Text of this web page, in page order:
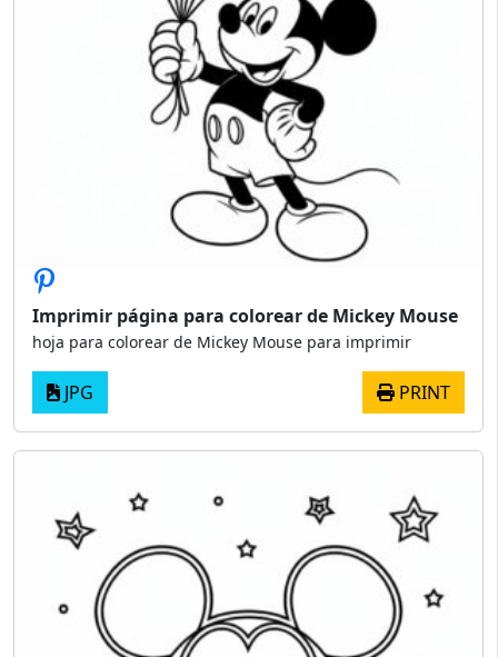
Imprimir página para colorear de Mickey Mouse
hoja para colorear de Mickey Mouse para imprimir
JPG PRINT